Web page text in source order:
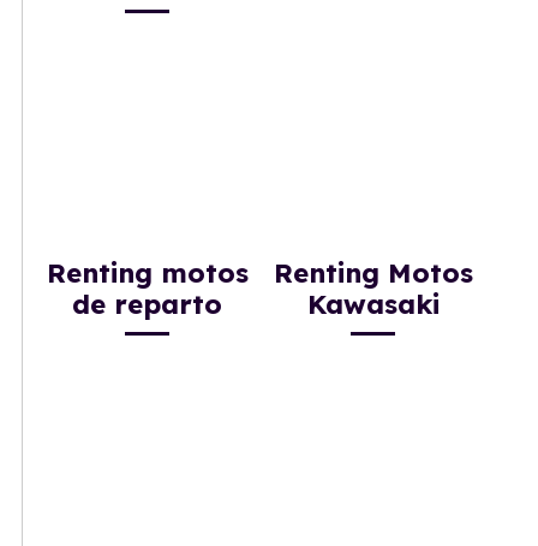
Renting motos
de reparto
Renting Motos
Kawasaki